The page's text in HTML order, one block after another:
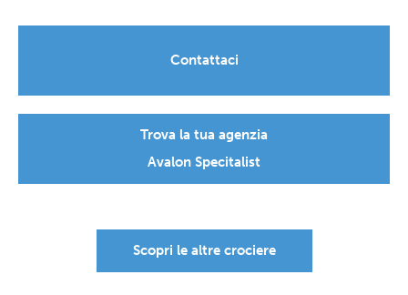
Contattaci
Trova la tua agenzia
Avalon Specitalist
Scopri le altre crociere